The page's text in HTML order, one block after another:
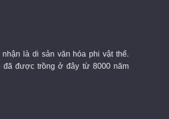
là di sản văn hóa phi vật thể.
đã được trồng ở đây từ 8000 năm